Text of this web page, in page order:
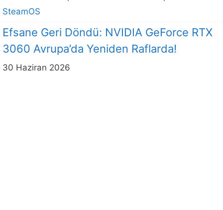
SteamOS
Efsane Geri Döndü: NVIDIA GeForce RTX
3060 Avrupa’da Yeniden Raflarda!
30 Haziran 2026